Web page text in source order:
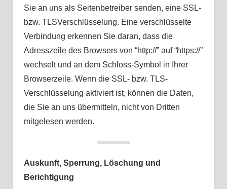
Sie an uns als Seitenbetreiber senden, eine SSL-
bzw. TLSVerschlüsselung. Eine verschlüsselte
Verbindung erkennen Sie daran, dass die
Adresszeile des Browsers von “http://” auf “https://”
wechselt und an dem Schloss-Symbol in Ihrer
Browserzeile. Wenn die SSL- bzw. TLS-
Verschlüsselung aktiviert ist, können die Daten,
die Sie an uns übermitteln, nicht von Dritten
mitgelesen werden.
Auskunft, Sperrung, Löschung und
Berichtigung